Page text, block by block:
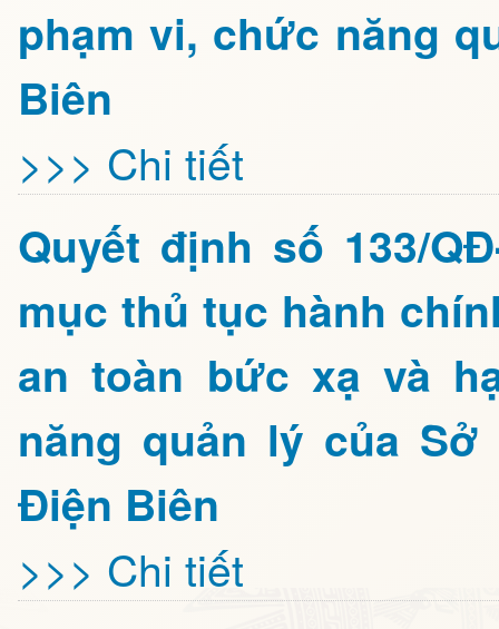
phạm vi, chức năng
Biên
>>> Chi tiết
Quyết định số 133/
mục thủ tục hành
an toàn bức xạ và
năng quản lý của
Điện Biên
>>> Chi tiết